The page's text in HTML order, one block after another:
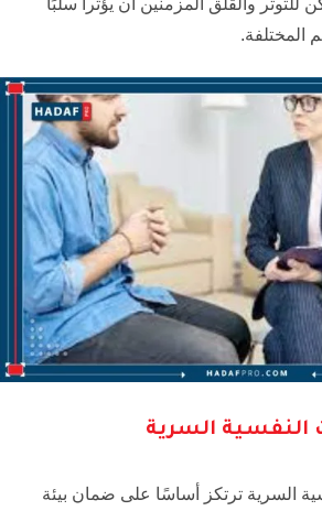
النفسية السرية
السرية ترتكز أساسًا على ضمان بيئة